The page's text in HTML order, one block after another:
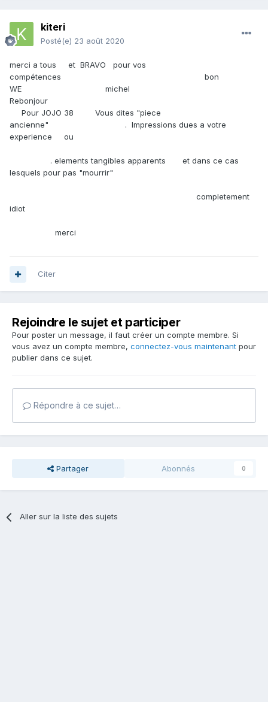
kiteri
Posté(e) 23 août 2020
merci a tous et BRAVO pour vos
compétences bon
WE michel
Rebonjour
Pour JOJO 38 Vous dites "piece
ancienne" . Impressions dues a votre
experience ou
. elements tangibles apparents et dans ce cas
lesquels pour pas "mourrir"
completement
idiot
merci
Citer
Rejoindre le sujet et participer
Pour poster un message, il faut créer un compte membre. Si
vous avez un compte membre, connectez-vous maintenant pour
publier dans ce sujet.
Répondre à ce sujet…
Partager Abonnés 0
Aller sur la liste des sujets